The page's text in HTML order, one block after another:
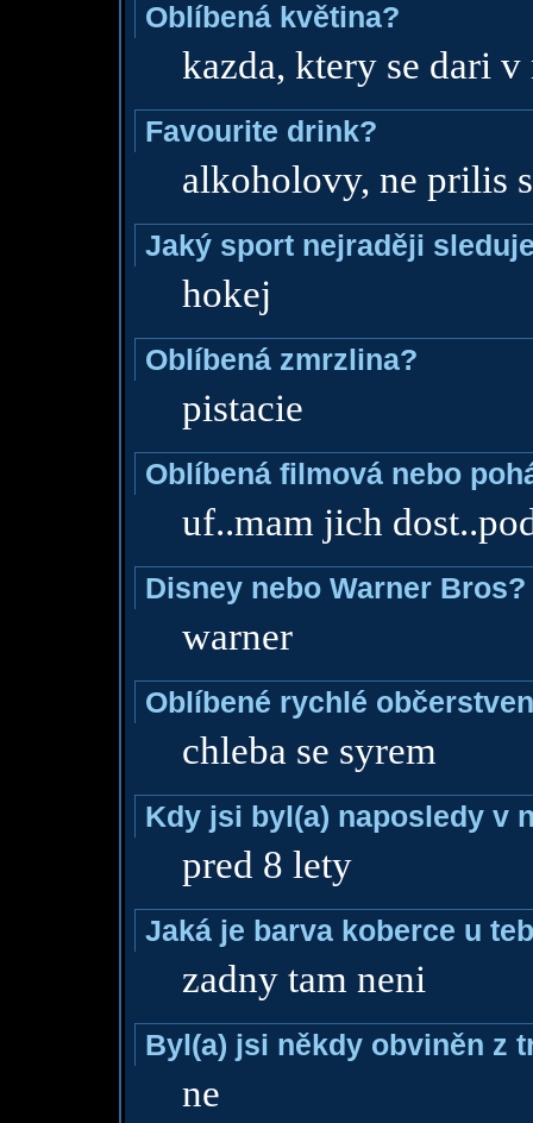
Oblíbená květina?
kazda, ktery se dari
Favourite drink?
alkoholovy, ne prilis
Jaký sport nejraději
hokej
Oblíbená zmrzlina?
pistacie
Oblíbená filmová nebo
uf..mam jich
Disney nebo Warner Bros?
warner
Oblíbené rychlé
chleba se syrem
Kdy jsi byl(a) naposledy v
pred 8 lety
Jaká je barva koberce u
zadny tam neni
Byl(a) jsi někdy obviněn z
ne